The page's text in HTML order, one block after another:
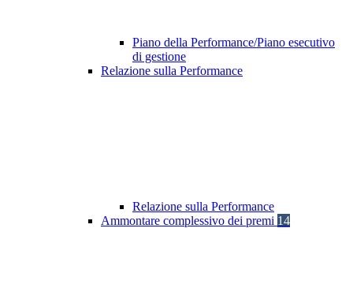
Piano della Performance/Piano esecutivo
di gestione
Relazione sulla Performance
Relazione sulla Performance
Ammontare complessivo dei premi 14